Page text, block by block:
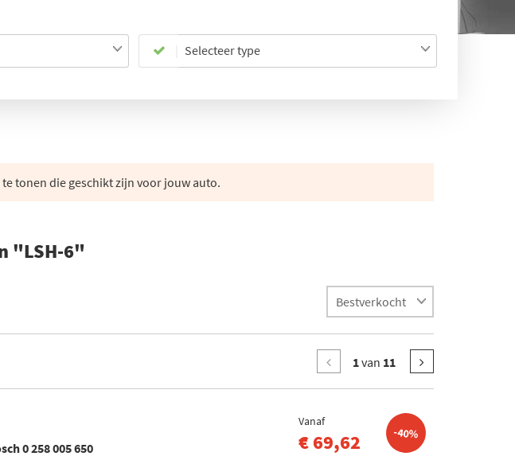
Selecteer type
tonen die geschikt zijn voor jouw auto.
"LSH-6"
1van 11
0 258 005 650
Vanaf
€ 69,62 -40%